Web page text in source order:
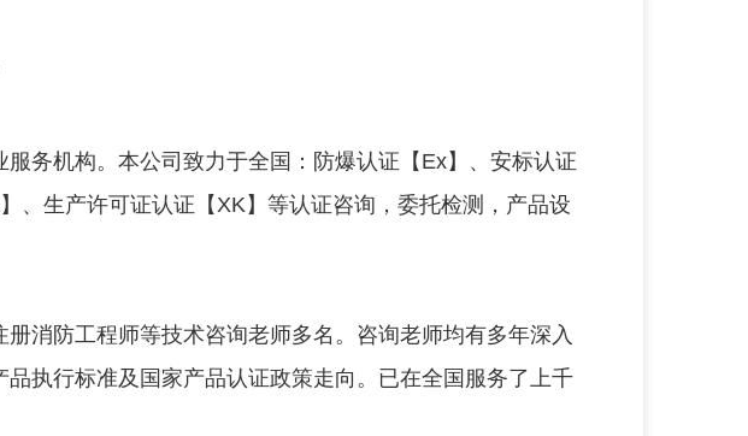
务机构。本公司致力于全国：防爆认证【Ex】、安标认证
、生产许可证认证【XK】等认证咨询，委托检测，产品设
消防工程师等技术咨询老师多名。咨询老师均有多年深入
执行标准及国家产品认证政策走向。已在全国服务了上千